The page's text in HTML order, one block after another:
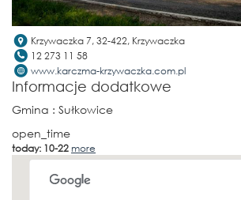
Krzywaczka 7, 32-422, Krzywaczka
12 273 11 58
www.karczma-krzywaczka.com.pl
Informacje dodatkowe
Gmina : Sułkowice
open_time
today: 10-22 more